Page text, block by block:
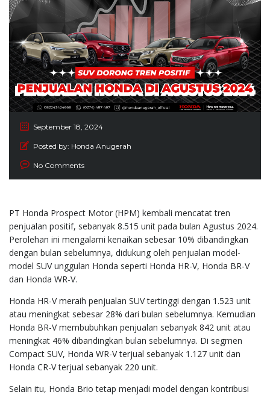
September 18, 2024
Posted by: Honda Anugerah
No Comments
PT Honda Prospect Motor (HPM) kembali mencatat tren
penjualan positif, sebanyak 8.515 unit pada bulan Agustus 2024.
Perolehan ini mengalami kenaikan sebesar 10% dibandingkan
dengan bulan sebelumnya, didukung oleh penjualan model-
model SUV unggulan Honda seperti Honda HR-V, Honda BR-V
dan Honda WR-V.
Honda HR-V meraih penjualan SUV tertinggi dengan 1.523 unit
atau meningkat sebesar 28% dari bulan sebelumnya. Kemudian
Honda BR-V membubuhkan penjualan sebanyak 842 unit atau
meningkat 46% dibandingkan bulan sebelumnya. Di segmen
Compact SUV, Honda WR-V terjual sebanyak 1.127 unit dan
Honda CR-V terjual sebanyak 220 unit.
Selain itu, Honda Brio tetap menjadi model dengan kontribusi